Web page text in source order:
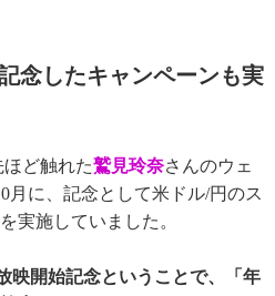
念したキャンペーンも実
ど触れた鷲見玲奈さんのウェ
月に、記念として米ドル/円のス
実施していました。
映開始記念ということで、「年